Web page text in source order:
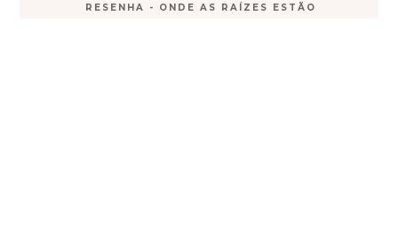
RESENHA - ONDE AS RAÍZES ESTÃO